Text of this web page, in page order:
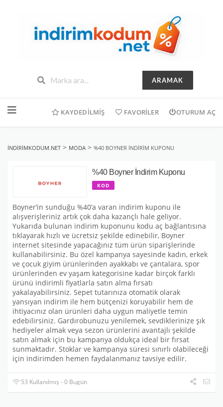
ARAMAK
geç
KAYDEDILMIŞ FAVORILER OTURUM AÇ
INDIRIMKODUM.NET > MODA > %40 BOYNER İNDIRIM KUPONU
%40 Boyner İndirim Kuponu
KOD
Boyner’in sunduğu %40’a varan indirim kuponu ile
alışverişleriniz artık çok daha kazançlı hale geliyor.
Yukarıda bulunan indirim kuponunu kodu aç bağlantısına
tıklayarak hızlı ve ücretsiz şekilde edinebilir, Boyner
internet sitesinde yapacağınız tüm ürün siparişlerinde
kullanabilirsiniz. Bu özel kampanya sayesinde kadın, erkek
ve çocuk giyim ürünlerinden ayakkabı ve çantalara, spor
ürünlerinden ev yaşam kategorisine kadar birçok farklı
ürünü indirimli fiyatlarla satın alma fırsatı
yakalayabilirsiniz. Sepet tutarınıza otomatik olarak
yansıyan indirim ile hem bütçenizi koruyabilir hem de
ihtiyacınız olan ürünleri daha uygun maliyetle temin
edebilirsiniz. Gardırobunuzu yenilemek, sevdiklerinize şık
hediyeler almak veya sezon ürünlerini avantajlı şekilde
satın almak için bu kampanya oldukça ideal bir fırsat
sunmaktadır. Stoklar ve kampanya süresi sınırlı olabileceği
için indirimden hemen faydalanmanız tavsiye edilir.
53 Kullanılmış - 0 Bugün